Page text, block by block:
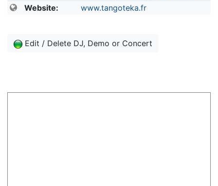
Website:
www.tangoteka.fr
Edit / Delete DJ, Demo or Concert